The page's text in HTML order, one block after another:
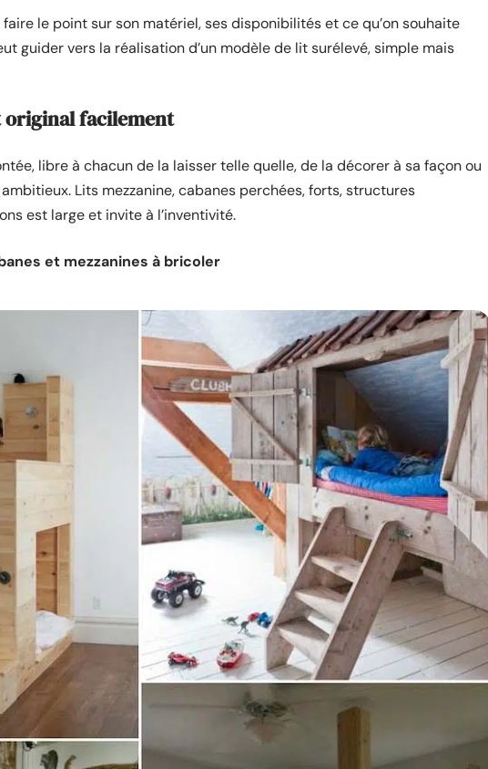
le point sur son matériel, ses disponibilités et ce qu’on souhaite
guider vers la réalisation d’un modèle de lit surélevé, simple mais
original facilement
libre à chacun de la laisser telle quelle, de la décorer à sa façon ou
Lits mezzanine, cabanes perchées, forts, structures
est large et invite à l’inventivité.
et mezzanines à bricoler